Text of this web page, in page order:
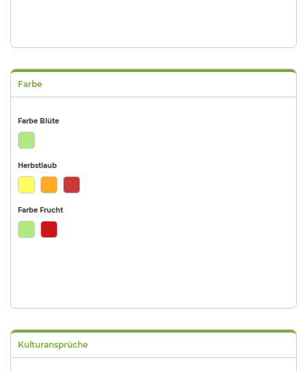
Farbe
Farbe Blüte
Herbstlaub
Farbe Frucht
Kulturansprüche